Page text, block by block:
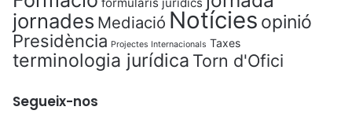
jornades Mediació Notícies opinió
Presidència Projectes Internacionals Taxes
terminologia jurídica Torn d'Ofici
Segueix-nos